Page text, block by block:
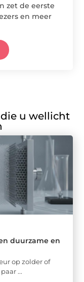
zet de eerste
en meer
die u wellicht
duurzame en
op zolder of
...